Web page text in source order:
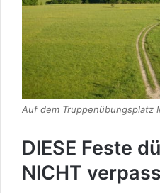
Auf dem Truppenübungsplatz
DIESE Feste
NICHT